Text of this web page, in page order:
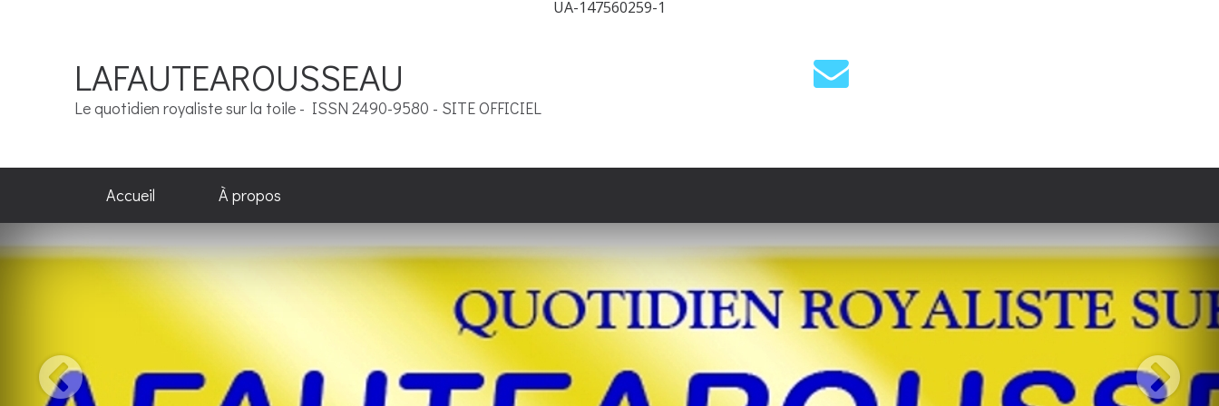
UA-147560259-1
LAFAUTEAROUSSEAU
Le quotidien royaliste sur la toile - ISSN 2490-9580 - SITE OFFICIEL
Accueil À propos